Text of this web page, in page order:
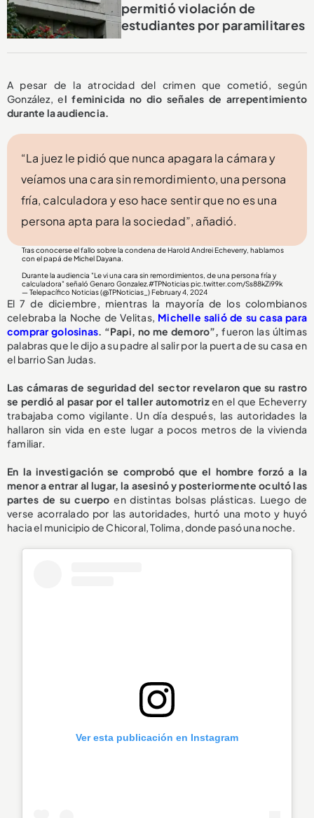
permitió violación de
estudiantes por paramilitares
A pesar de la atrocidad del crimen que cometió, según
González, el feminicida no dio señales de arrepentimiento
durante la audiencia.
“La juez le pidió que nunca apagara la cámara y
veíamos una cara sin remordimiento, una persona
fría, calculadora y eso hace sentir que no es una
persona apta para la sociedad”, añadió.
Tras conocerse el fallo sobre la condena de Harold Andrei Echeverry, hablamos
con el papá de Michel Dayana.
Durante la audiencia "Le vi una cara sin remordimientos, de una persona fría y
calculadora" señaló Genaro Gonzalez.#TPNoticias pic.twitter.com/Ss88kZi99k
— Telepacífico Noticias (@TPNoticias_)February 4, 2024
El 7 de diciembre, mientras la mayoría de los colombianos
celebraba la Noche de Velitas, Michelle salió de su casa para
comprar golosinas. “Papi, no me demoro”, fueron las últimas
palabras que le dijo a su padre al salir por la puerta de su casa en
el barrio San Judas.
Las cámaras de seguridad del sector revelaron que su rastro
se perdió al pasar por el taller automotrizen el que Echeverry
trabajaba como vigilante. Un día después, las autoridades la
hallaron sin vida en este lugar a pocos metros de la vivienda
familiar.
En la investigación se comprobó que el hombre forzó a la
menor a entrar al lugar, la asesinó y posteriormente ocultó las
partes de su cuerpoen distintas bolsas plásticas. Luego de
verse acorralado por las autoridades, hurtó una moto y huyó
hacia el municipio de Chicoral, Tolima, donde pasó una noche.
Ver esta publicación en Instagram